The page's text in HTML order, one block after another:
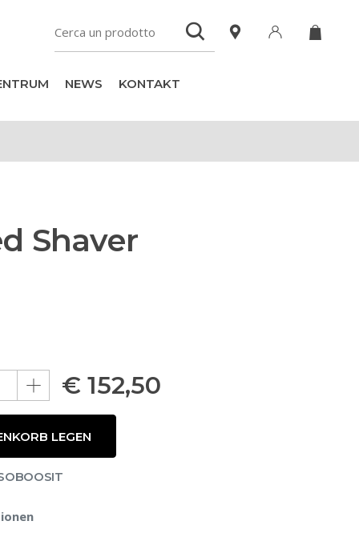
NEWS KONTAKT
Shaver
€ 152,50
LEGEN